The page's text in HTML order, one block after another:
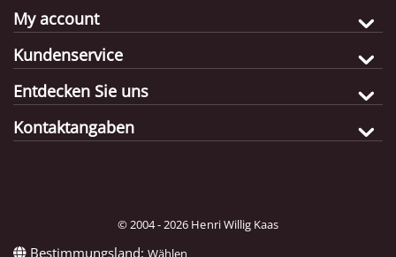
My account
Kundenservice
Entdecken Sie uns
Kontaktangaben
© 2004 - 2026 Henri Willig Kaas
Bestimmungsland:Wählen